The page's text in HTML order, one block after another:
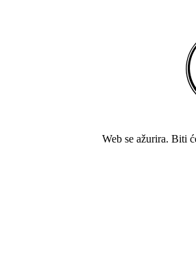
Web se ažurira. Biti